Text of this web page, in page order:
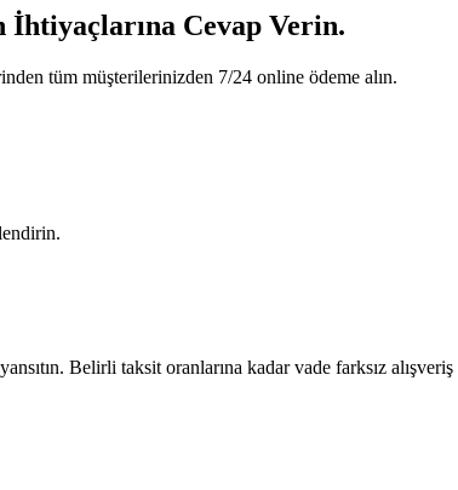
Cevap Verin.
tüm müşterilerinizden 7/24 online ödeme alın.
Belirli taksit oranlarına kadar vade farksız alışveriş